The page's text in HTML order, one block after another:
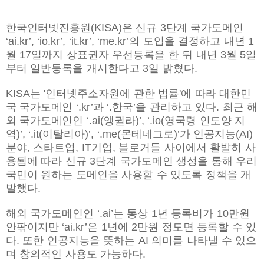
한국인터넷진흥원(KISA)은 신규 3단계 국가도메인
‘ai.kr’, ‘io.kr’, ‘it.kr’, ‘me.kr’의 도입을 결정하고 내년 1
월 17일까지 상표권자 우선등록을 한 뒤 내년 3월 5일
부터 일반등록을 개시한다고 3일 밝혔다.
KISA는 '인터넷주소자원에 관한 법률'에 따라 대한민
국 국가도메인 ‘.kr’과 ‘.한국’을 관리하고 있다. 최근 해
외 국가도메인인 ‘.ai(앵귈라)’, ‘.io(영국령 인도양 지
역)’, ‘.it(이탈리아)’, ‘.me(몬테네그로)’가 인공지능(AI)
분야, 스타트업, IT기업, 블로거들 사이에서 활발히 사
용됨에 따라 신규 3단계 국가도메인 생성을 통해 우리
국민이 원하는 도메인을 사용할 수 있도록 정책을 개
발했다.
해외 국가도메인인 ‘.ai’는 통상 1년 등록비가 10만원
안팎이지만 ‘ai.kr’은 1년에 2만원 정도면 등록할 수 있
다. 또한 인공지능을 뜻하는 AI 의미를 나타낼 수 있으
며 창의적인 사용도 가능하다.